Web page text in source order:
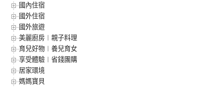
國內住宿
國外住宿
國外旅遊
美麗廚房︱親子料理
育兒好物︱養兒育女
享受體驗︱省錢團購
居家環境
媽媽寶貝